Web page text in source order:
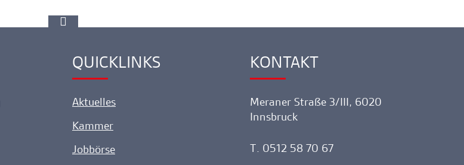
Ankerlink
QUICKLINKS
Aktuelles
Kammer
Jobbörse
Ankerlink
KONTAKT
Meraner Straße 3/III, 6020
Innsbruck
T. 0512 58 70 67
zur